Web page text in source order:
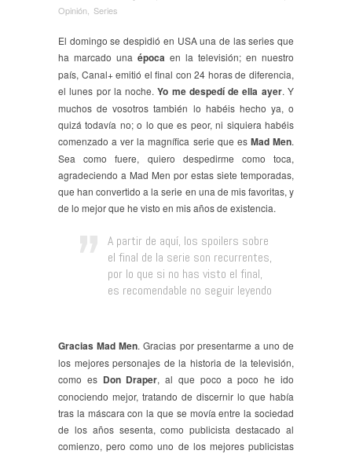
Opinión
Series
El domingo se despidió en USA una de las series que
ha marcado una época en la televisión; en nuestro
país, Canal+ emitió el final con 24 horas de diferencia,
el lunes por la noche.Yo me despedí de ella ayer. Y
muchos de vosotros también lo habéis hecho ya, o
quizá todavía no; o lo que es peor, ni siquiera habéis
comenzado a ver la magnífica serie que es Mad Men.
Sea como fuere, quiero despedirme como toca,
agradeciendo a Mad Men por estas siete temporadas,
que han convertido a la serie en una de mis favoritas, y
de lo mejor que he visto en mis años de existencia.
A partir de aquí, los spoilers sobre
el final de la serie son recurrentes,
por lo que si no has visto el final,
es recomendable no seguir leyendo
Gracias Mad Men. Gracias por presentarme a uno de
los mejores personajes de la historia de la televisión,
como es Don Draper, al que poco a poco he ido
conociendo mejor, tratando de discernir lo que había
tras la máscara con la que se movía entre la sociedad
de los años sesenta, como publicista destacado al
comienzo, pero como uno de los mejores publicistas